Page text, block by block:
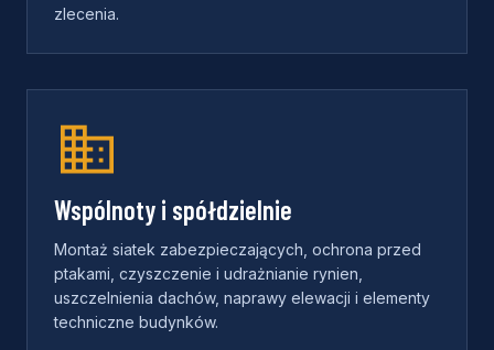
zlecenia.
Wspólnoty i spółdzielnie
Montaż siatek zabezpieczających, ochrona przed
ptakami, czyszczenie i udrażnianie rynien,
uszczelnienia dachów, naprawy elewacji i elementy
techniczne budynków.